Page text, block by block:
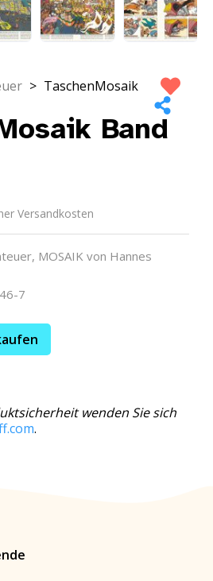
> TaschenMosaik
Band
Versandkosten
, MOSAIK von Hannes
7
wenden Sie sich
.